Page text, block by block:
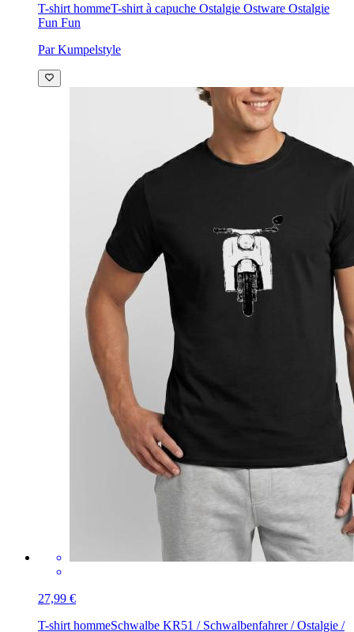
T-shirt hommeT-shirt à capuche Ostalgie Ostware Ostalgie
Fun Fun
Par Kumpelstyle
27,99 €
T-shirt hommeSchwalbe KR51 / Schwalbenfahrer / Ostalgie /